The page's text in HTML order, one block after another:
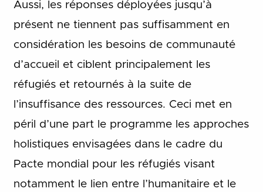
Aussi, les réponses déployées jusqu’à
présent ne tiennent pas suffisamment en
considération les besoins de communauté
d’accueil et ciblent principalement les
réfugiés et retournés à la suite de
l’insuffisance des ressources. Ceci met en
péril d’une part le programme les approches
holistiques envisagées dans le cadre du
Pacte mondial pour les réfugiés visant
notamment le lien entre l’humanitaire et le